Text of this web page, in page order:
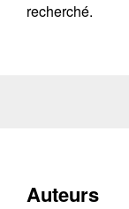
recherché.
Auteurs